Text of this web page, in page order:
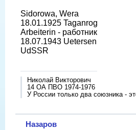
Sidorowa, Wera
18.01.1925 Taganrog
Arbeiterin - работник
18.07.1943 Uetersen
UdSSR
Николай Викторович
14 ОА ПВО 1974-1976
У России только два союзника -
Назаров